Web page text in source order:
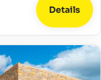
Details